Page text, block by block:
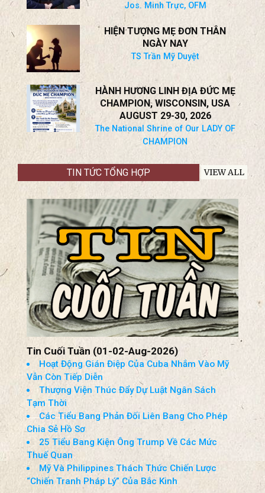
Jos. Minh Trực, OFM
HIỆN TƯỢNG MẸ ĐƠN THÂN
NGÀY NAY
TS Trần Mỹ Duyệt
HÀNH HƯƠNG LINH ĐỊA ĐỨC MẸ
CHAMPION, WISCONSIN, USA
AUGUST 29-30, 2026
The National Shrine of Our LADY OF
CHAMPION
TIN TỨC TỔNG HỢP VIEW ALL
Tin Cuối Tuần (01-02-Aug-2026)
Hoạt Động Gián Điệp Của Cuba Nhắm Vào Mỹ
Vẫn Còn Tiếp Diễn
Thượng Viện Thúc Đẩy Dự Luật Ngân Sách
Tạm Thời
Các Tiểu Bang Phản Đối Liên Bang Cho Phép
Chia Sẻ Hồ Sơ
25 Tiểu Bang Kiện Ông Trump Về Các Mức
Thuế Quan
Mỹ Và Philippines Thách Thức Chiến Lược
“Chiến Tranh Pháp Lý” Của Bắc Kinh